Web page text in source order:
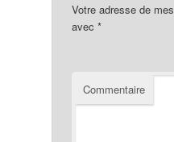
Votre adresse de
avec*
Commentaire